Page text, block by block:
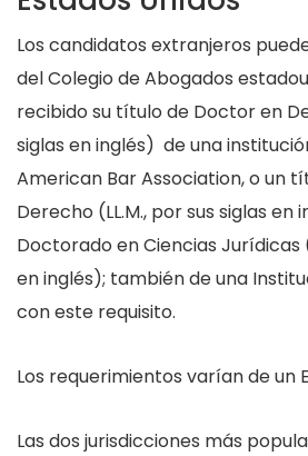
Los candidatos extranjeros
del Colegio de Abogados
recibido su título de Doctor en
siglas en inglés) de una
American Bar Association, o un
Derecho (LL.M., por sus siglas
Doctorado en Ciencias Jurídicas
en inglés); también de una
con este requisito.
Los requerimientos varían de un
Las dos jurisdicciones más